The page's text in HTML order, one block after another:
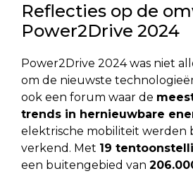
Reflecties op de
Power2Drive 2024
Power2Drive 2024 was niet
om de nieuwste
ook een forum waar de
trends in hernieuwbare
elektrische mobiliteit werden
verkend. Met 19
een buitengebied van